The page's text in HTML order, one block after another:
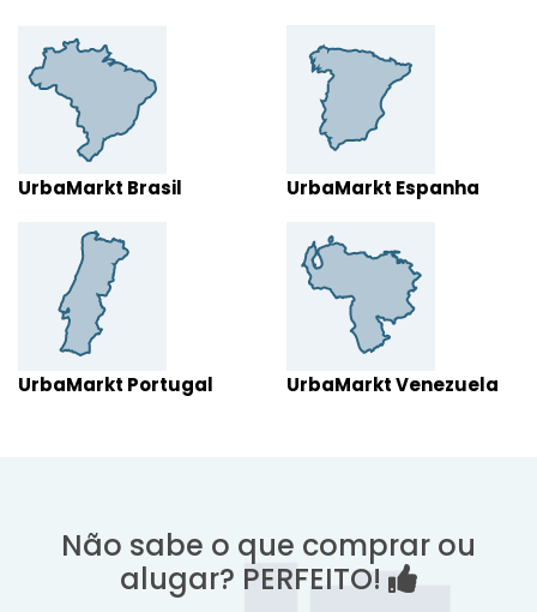
UrbaMarkt Brasil UrbaMarkt Espanha
UrbaMarkt Portugal UrbaMarkt Venezuela
Não sabe o que comprar ou
alugar? PERFEITO!